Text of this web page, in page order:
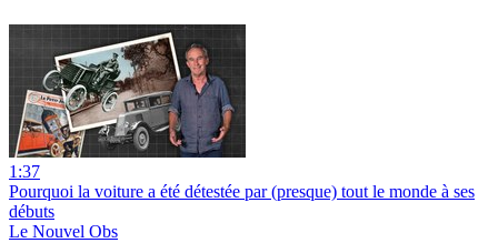
1:37
Pourquoi la voiture a été détestée par (presque) tout le monde à ses
débuts
Le Nouvel Obs